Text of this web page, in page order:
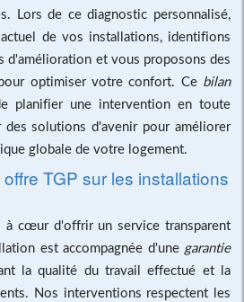
Lors de ce diagnostic personnalisé,
de vos installations, identifions
d'amélioration et vous proposons des
optimiser votre confort. Ce bilan
planifier une intervention en toute
des solutions d'avenir pour améliorer
globale de votre logement.
TGP sur les installations
à cœur d'offrir un service transparent
est accompagnée d'une garantie
la qualité du travail effectué et la
Nos interventions respectent les